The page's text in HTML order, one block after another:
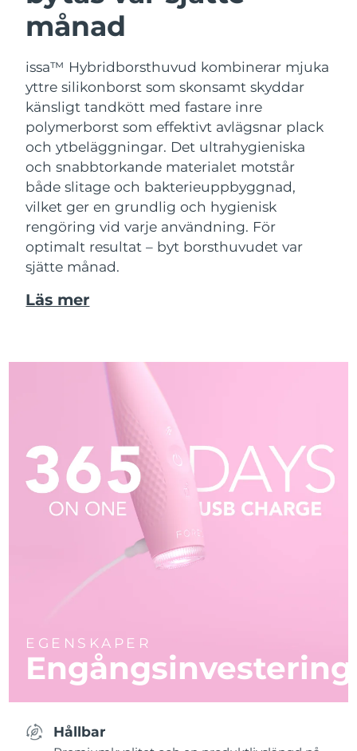
månad
issa™ Hybridborsthuvud kombinerar mjuka
yttre silikonborst som skonsamt skyddar
känsligt tandkött med fastare inre
polymerborst som effektivt avlägsnar plack
och ytbeläggningar. Det ultrahygieniska
och snabbtorkande materialet motstår
både slitage och bakterieuppbyggnad,
vilket ger en grundlig och hygienisk
rengöring vid varje användning. För
optimalt resultat – byt borsthuvudet var
sjätte månad.
Läs mer
EGENSKAPER
Engångsinvestering
Hållbar